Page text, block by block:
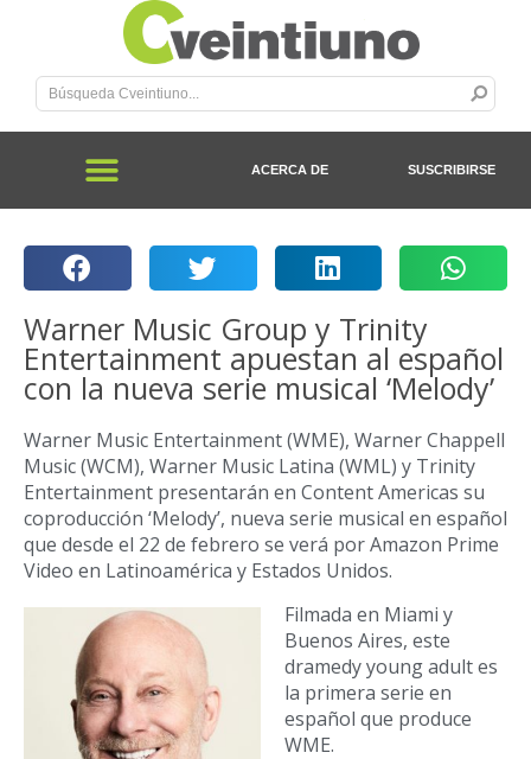
ACERCA DE SUSCRIBIRSE
Warner Music Group y Trinity
Entertainment apuestan al español
con la nueva serie musical ‘Melody’
Warner Music Entertainment (WME), Warner Chappell
Music (WCM), Warner Music Latina (WML) y Trinity
Entertainment presentarán en Content Americas su
coproducción ‘Melody’, nueva serie musical en español
que desde el 22 de febrero se verá por Amazon Prime
Video en Latinoamérica y Estados Unidos.
Filmada en Miami y
Buenos Aires, este
dramedy young adult es
la primera serie en
español que produce
WME.